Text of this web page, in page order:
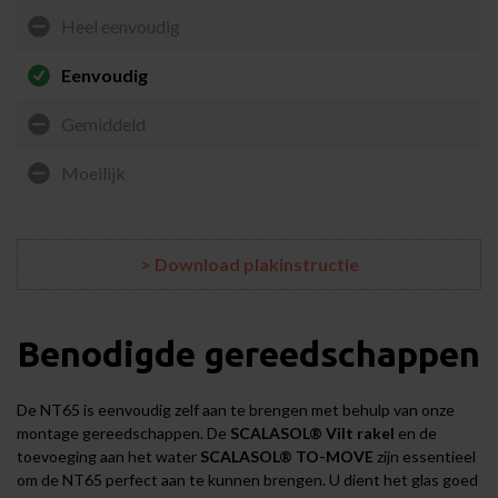
Heel eenvoudig
Eenvoudig
Gemiddeld
Moeilijk
> Download plakinstructie
Benodigde gereedschappen
De NT65 is eenvoudig zelf aan te brengen met behulp van onze
montage gereedschappen. De SCALASOL® Vilt rakel en de
toevoeging aan het water SCALASOL® TO-MOVE zijn essentieel
om de NT65 perfect aan te kunnen brengen. U dient het glas goed